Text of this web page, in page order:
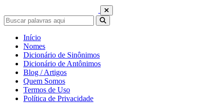
Início
Nomes
Dicionário de Sinônimos
Dicionário de Antônimos
Blog / Artigos
Quem Somos
Termos de Uso
Política de Privacidade